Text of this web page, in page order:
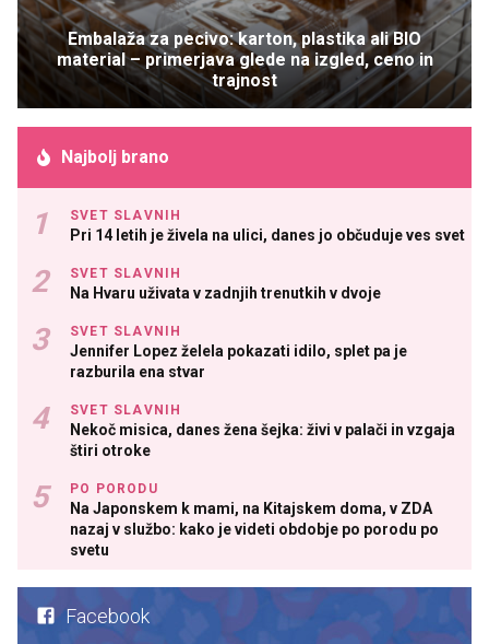
Embalaža za pecivo: karton, plastika ali BIO
material – primerjava glede na izgled, ceno in
trajnost
Najbolj brano
SVET SLAVNIH
Pri 14 letih je živela na ulici, danes jo občuduje ves svet
SVET SLAVNIH
Na Hvaru uživata v zadnjih trenutkih v dvoje
SVET SLAVNIH
Jennifer Lopez želela pokazati idilo, splet pa je
razburila ena stvar
SVET SLAVNIH
Nekoč misica, danes žena šejka: živi v palači in vzgaja
štiri otroke
PO PORODU
Na Japonskem k mami, na Kitajskem doma, v ZDA
nazaj v službo: kako je videti obdobje po porodu po
svetu
Facebook